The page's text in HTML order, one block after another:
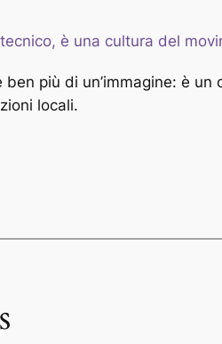
è una cultura del
ben più di un’immagine: è
locali.